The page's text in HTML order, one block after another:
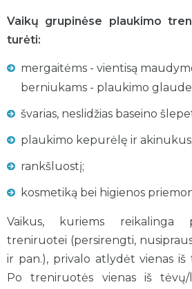
Vaikų grupinėse plaukimo
turėti:
mergaitėms - vientisą
berniukams - plaukimo
švarias, neslidžias baseino
plaukimo kepurėlę ir akinukus;
rankšluostį;
kosmetiką bei higienos
Vaikus, kuriems reikalinga
treniruotei (persirengti,
ir pan.), privalo atlydėt vienas iš
Po treniruotės vienas iš